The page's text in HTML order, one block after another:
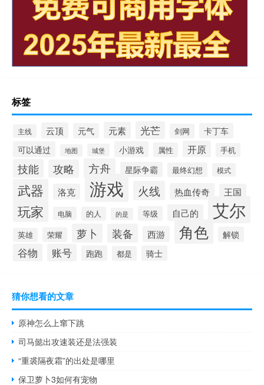
标签
主线 云顶 元气 元素 光芒 剑网 卡丁车
可以通过 地图 城堡 小游戏 属性 开原 手机
技能 攻略 方舟 星际争霸 最终幻想 模式
武器 洛克 游戏 火线 热血传奇 王国
玩家 电脑 的人 的是 等级 自己的 艾尔
英雄 荣耀 萝卜 装备 西游 角色 解锁
谷物 账号 跑跑 都是 骑士
猜你想看的文章
原神怎么上窜下跳
司马懿出攻速装还是法强装
“重裘隔夜霜”的出处是哪里
保卫萝卜3如何有宠物